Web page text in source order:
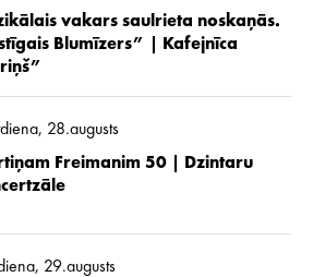
vakars saulrieta noskaņās.
Blumīzers” | Kafejnīca
28.augusts
Freimanim 50 | Dzintaru
29.augusts